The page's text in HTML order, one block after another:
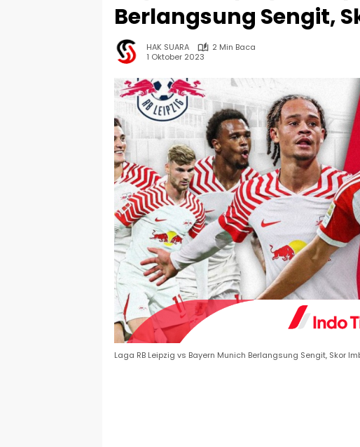
Berlangsung Sengit,
HAK SUARA
2 Min Baca
1 Oktober 2023
Laga RB Leipzig vs Bayern Munich Berlangsung Sengit, Skor